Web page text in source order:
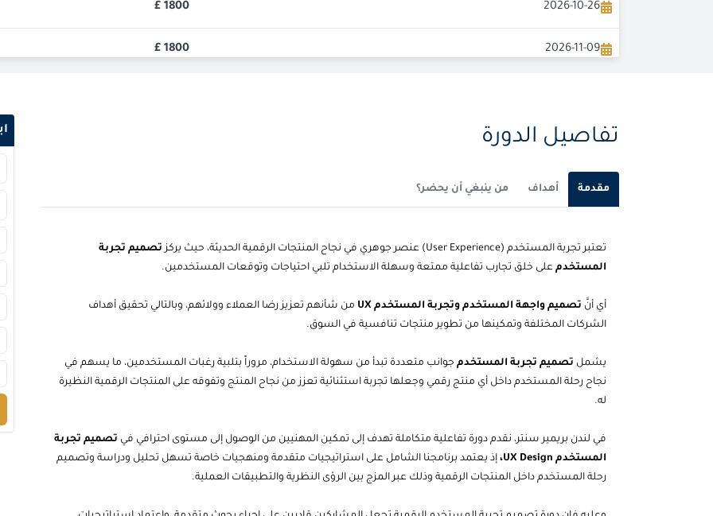
2026-10-26
1800
£
2026-11-09
1800
£
تفاصيل الدورة
مقدمة أهداف من ينبغي أن يحضر؟
تعتبر تجربة المستخدم (User Experience) عنصر جوهري في نجاح المنتجات الرقمية الحديثة، حيث يركز
تصميم تجربة
المستخدم على خلق تجارب تفاعلية ممتعة وسهلة الاستخدام تلبي احتياجات وتوقعات المستخدمين.
أي أنَّ تصميم واجهة المستخدم وتجربة المستخدم UX
من شأنهم تعزيز رضا العملاء وولائهم، وبالتالي تحقيق أهداف
الشركات المختلفة وتمكينها من تطوير منتجات تنافسية في السوق.
يشمل تصميم تجربة المستخدم جوانب متعددة تبدأ من سهولة الاستخدام، مروراً بتلبية رغبات المستخدمين، ما يسهم في
نجاح رحلة المستخدم داخل أي منتج رقمي وجعلها تجربة استثنائية تعزز من نجاح المنتج وتفوقه على المنتجات الرقمية النظيرة
له.
في لندن بريمير سنتر، نقدم دورة تفاعلية متكاملة تهدف إلى تمكين المهنيين من الوصول إلى مستوى احترافي في تصميم تجربة
المستخدم UX Design،
إذ يعتمد برنامجنا الشامل على استراتيجيات متقدمة ومنهجيات خاصة تسهل تحليل ودراسة وتصميم
رحلة المستخدم داخل المنتجات الرقمية وذلك عبر المزج بين الرؤى النظرية والتطبيقات العملية.